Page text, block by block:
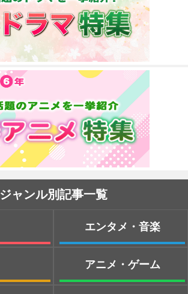
ジャンル別記事一覧
エンタメ・音楽
アニメ・ゲーム